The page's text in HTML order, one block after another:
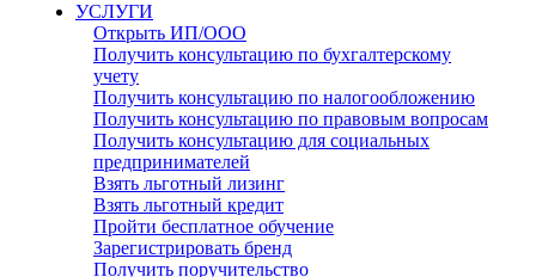
УСЛУГИ
Открыть ИП/ООО
Получить консультацию по бухгалтерскому
учету
Получить консультацию по налогообложению
Получить консультацию по правовым вопросам
Получить консультацию для социальных
предпринимателей
Взять льготный лизинг
Взять льготный кредит
Пройти бесплатное обучение
Зарегистрировать бренд
Получить поручительство